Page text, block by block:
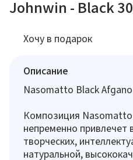
Johnwin - Black
Хочу в подарок
Описание
Nasomatto Black Afgano
Композиция
непременно привлечет
творческих,
натуральной,